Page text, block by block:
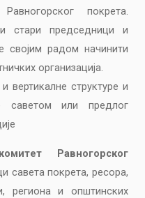
покрета.
стари председници и
својим радом начинити
организација.
вертикалне структуре и
или предлог
Равногорског
савета покрета, ресора,
региона и општинских